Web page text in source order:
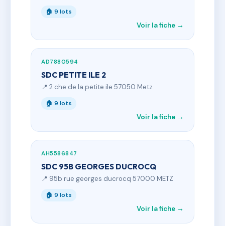
🏠 9 lots
Voir la fiche →
AD7880594
SDC PETITE ILE 2
📍 2 che de la petite ile 57050 Metz
🏠 9 lots
Voir la fiche →
AH5586847
SDC 95B GEORGES DUCROCQ
📍 95b rue georges ducrocq 57000 METZ
🏠 9 lots
Voir la fiche →